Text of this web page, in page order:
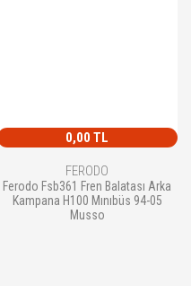
0,00 TL
FERODO
Ferodo Fsb361 Fren Balatası Arka
Kampana H100 Mınıbüs 94-05
Musso